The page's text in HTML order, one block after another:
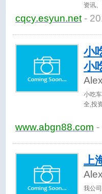
资讯
cqcy.esyun.net-
小
小
小吃
全,投
www.abgn88.com -
上
我公